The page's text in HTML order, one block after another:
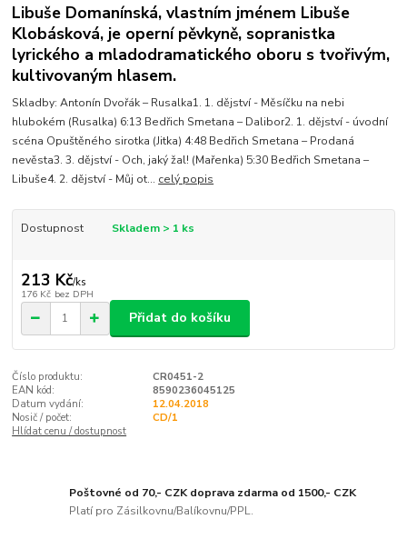
Libuše Domanínská, vlastním jménem Libuše
Klobásková, je operní pěvkyně, sopranistka
lyrického a mladodramatického oboru s tvořivým,
kultivovaným hlasem.
Skladby: Antonín Dvořák – Rusalka1. 1. dějství - Měsíčku na nebi
hlubokém (Rusalka) 6:13 Bedřich Smetana – Dalibor2. 1. dějství - úvodní
scéna Opuštěného sirotka (Jitka) 4:48 Bedřich Smetana – Prodaná
nevěsta3. 3. dějství - Och, jaký žal! (Mařenka) 5:30 Bedřich Smetana –
Libuše4. 2. dějství - Můj ot... celý popis
Dostupnost Skladem > 1 ks
213 Kč/ks
176 Kč bez DPH
Přidat do košíku
Číslo produktu:
CR0451-2
EAN kód:
8590236045125
Datum vydání:
12.04.2018
Nosič / počet:
CD/1
Hlídat cenu / dostupnost
Poštovné od 70,- CZK doprava zdarma od 1500,- CZK
Platí pro Zásilkovnu/Balíkovnu/PPL.